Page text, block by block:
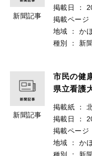
新聞記事
掲載日
：
掲載ページ
地域
：
か
種別
： 新
新聞記事
市民の健
県立看護
掲載紙 ：
掲載日
：
掲載ページ
地域
：
か
種別
： 新